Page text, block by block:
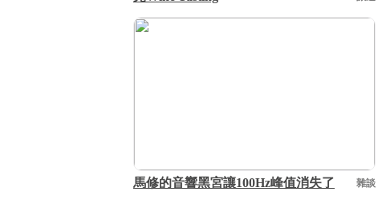
馬修的音響黑宮讓100Hz峰值消失了 雜談